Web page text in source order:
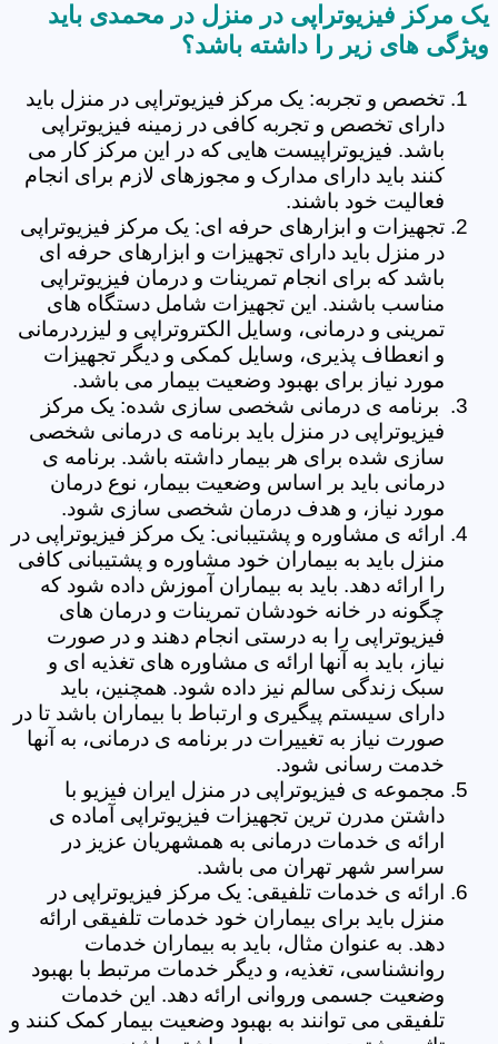
یک مرکز فیزیوتراپی در منزل در محمدی باید
ویژگی های زیر را داشته باشد؟
تخصص و تجربه: یک مرکز فیزیوتراپی در منزل باید
دارای تخصص و تجربه کافی در زمینه فیزیوتراپی
باشد. فیزیوتراپیست هایی که در این مرکز کار می
کنند باید دارای مدارک و مجوزهای لازم برای انجام
فعالیت خود باشند.
تجهیزات و ابزارهای حرفه ای: یک مرکز فیزیوتراپی
در منزل باید دارای تجهیزات و ابزارهای حرفه ای
باشد که برای انجام تمرینات و درمان فیزیوتراپی
مناسب باشند. این تجهیزات شامل دستگاه های
تمرینی و درمانی، وسایل الکتروتراپی و لیزردرمانی
و انعطاف پذیری، وسایل کمکی و دیگر تجهیزات
مورد نیاز برای بهبود وضعیت بیمار می باشد.
برنامه ی درمانی شخصی سازی شده: یک مرکز
فیزیوتراپی در منزل باید برنامه ی درمانی شخصی
سازی شده برای هر بیمار داشته باشد. برنامه ی
درمانی باید بر اساس وضعیت بیمار، نوع درمان
مورد نیاز، و هدف درمان شخصی سازی شود.
ارائه ی مشاوره و پشتیبانی: یک مرکز فیزیوتراپی در
منزل باید به بیماران خود مشاوره و پشتیبانی کافی
را ارائه دهد. باید به بیماران آموزش داده شود که
چگونه در خانه خودشان تمرینات و درمان های
فیزیوتراپی را به درستی انجام دهند و در صورت
نیاز، باید به آنها ارائه ی مشاوره های تغذیه ای و
سبک زندگی سالم نیز داده شود. همچنین، باید
دارای سیستم پیگیری و ارتباط با بیماران باشد تا در
صورت نیاز به تغییرات در برنامه ی درمانی، به آنها
خدمت رسانی شود.
مجموعه ی فیزیوتراپی در منزل ایران فیزیو با
داشتن مدرن ترین تجهیزات فیزیوتراپی آماده ی
ارائه ی خدمات درمانی به همشهریان عزیز در
سراسر شهر تهران می باشد.
ارائه ی خدمات تلفیقی: یک مرکز فیزیوتراپی در
منزل باید برای بیماران خود خدمات تلفیقی ارائه
دهد. به عنوان مثال، باید به بیماران خدمات
روانشناسی، تغذیه، و دیگر خدمات مرتبط با بهبود
وضعیت جسمی وروانی ارائه دهد. این خدمات
تلفیقی می توانند به بهبود وضعیت بیمار کمک کنند و